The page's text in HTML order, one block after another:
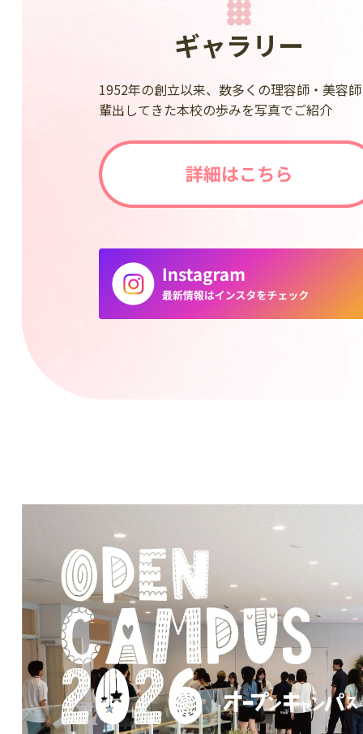
ギャラリー
1952年の創立以来、数多くの理容師・美容
輩出してきた本校の歩みを写真でご紹介